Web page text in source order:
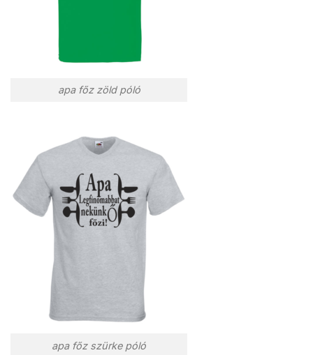
apa főz zöld póló
apa főz szürke póló